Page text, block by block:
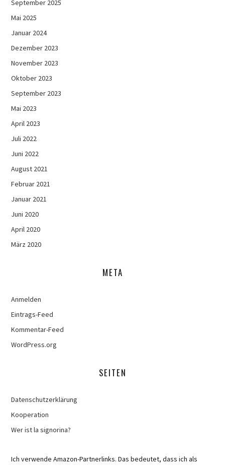
September 2025
Mai 2025
Januar 2024
Dezember 2023
November 2023
Oktober 2023
September 2023
Mai 2023
April 2023
Juli 2022
Juni 2022
August 2021
Februar 2021
Januar 2021
Juni 2020
April 2020
März 2020
META
Anmelden
Eintrags-Feed
Kommentar-Feed
WordPress.org
SEITEN
Datenschutzerklärung
Kooperation
Wer ist la signorina?
Ich verwende Amazon-Partnerlinks. Das bedeutet, dass ich als